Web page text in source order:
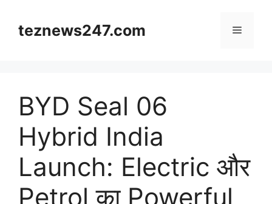
contentteznews247.com Menu
BYD Seal 06
Hybrid India
Launch: Electric और
Petrol का Powerful